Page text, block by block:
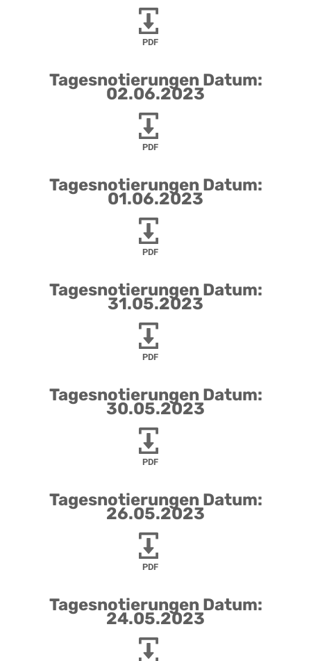
PDF
Tagesnotierungen Datum:
02.06.2023
PDF
Tagesnotierungen Datum:
01.06.2023
PDF
Tagesnotierungen Datum:
31.05.2023
PDF
Tagesnotierungen Datum:
30.05.2023
PDF
Tagesnotierungen Datum:
26.05.2023
PDF
Tagesnotierungen Datum:
24.05.2023